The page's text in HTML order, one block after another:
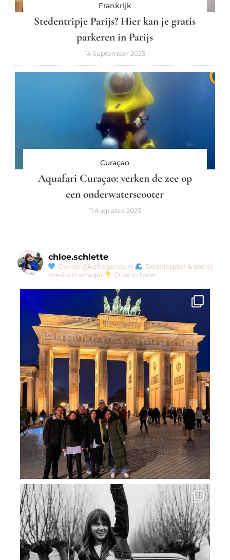
Frankrijk
Stedentripje Parijs? Hier kan je gratis
parkeren in Parijs
14 September 2023
Curaçao
Aquafari Curaçao: verken de zee op
een onderwaterscooter
11 Augustus 2023
chloe.schlette
Owner @kefiagency.nl
Reisblogger & social
media manager
Dive in here